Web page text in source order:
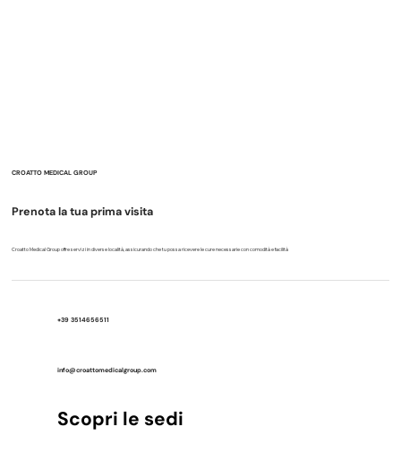
CROATTO MEDICAL GROUP
Prenota la tua prima visita
Croatto Medical Group offre servizi in diverse località, assicurando che tu possa ricevere le cure necessarie con comodità e facilità
+39 3514656511
info@croattomedicalgroup.com
Scopri le sedi